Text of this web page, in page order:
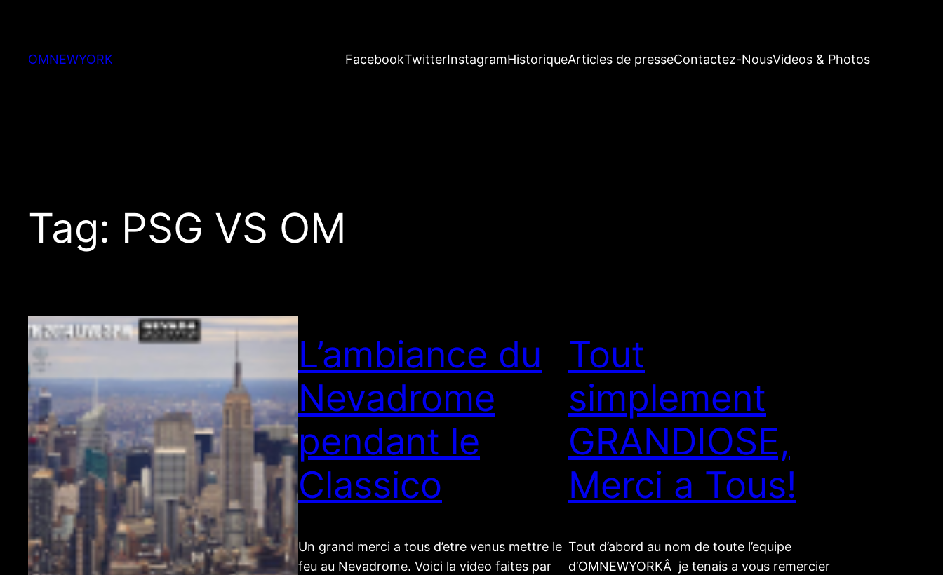
content
OMNEWYORK FacebookTwitterInstagramHistoriqueArticles de presseContactez-NousVideos & Photos
Tag: PSG VS OM
L’ambiance du
Nevadrome
pendant le
Classico
Un grand merci a tous d’etre venus mettre le
feu au Nevadrome. Voici la video faites par
Tout
simplement
GRANDIOSE,
Merci a Tous!
Tout d’abord au nom de toute l’equipe
d’OMNEWYORKÂ je tenais a vous remercier